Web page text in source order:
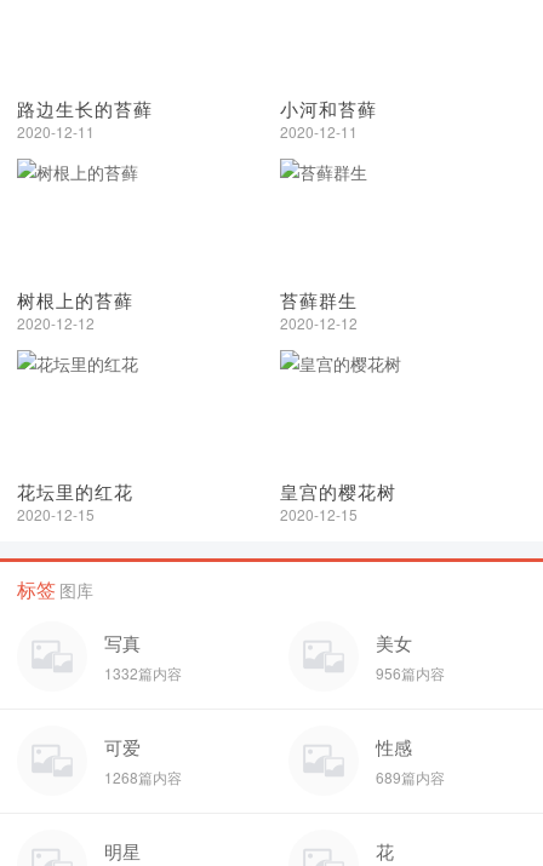
路边生长的苔藓
2020-12-11
小河和苔藓
2020-12-11
树根上的苔藓
2020-12-12
苔藓群生
2020-12-12
花坛里的红花
2020-12-15
皇宫的樱花树
2020-12-15
标签 图库
写真
1332篇内容
美女
956篇内容
可爱
1268篇内容
性感
689篇内容
明星 花